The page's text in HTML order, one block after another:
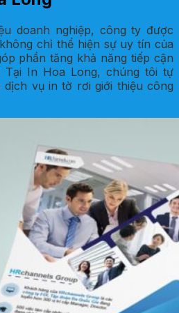
doanh nghiệp, công ty được
chỉ thể hiện sự uy tín của
phần tăng khả năng tiếp cận
Tại In Hoa Long, chúng tôi tự
vụ in tờ rơi giới thiệu công